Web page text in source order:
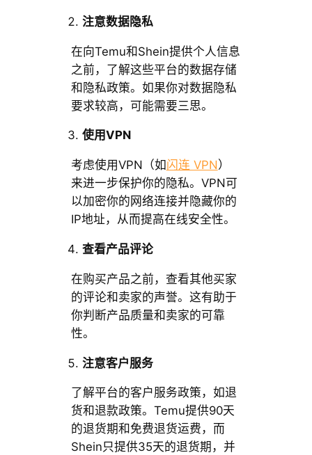
注意数据隐私
在向Temu和Shein提供个人信息
之前，了解这些平台的数据存储
和隐私政策。如果你对数据隐私
要求较高，可能需要三思。
使用VPN
考虑使用VPN（如闪连 VPN）
来进一步保护你的隐私。VPN可
以加密你的网络连接并隐藏你的
IP地址，从而提高在线安全性。
查看产品评论
在购买产品之前，查看其他买家
的评论和卖家的声誉。这有助于
你判断产品质量和卖家的可靠
性。
注意客户服务
了解平台的客户服务政策，如退
货和退款政策。Temu提供90天
的退货期和免费退货运费，而
Shein只提供35天的退货期，并